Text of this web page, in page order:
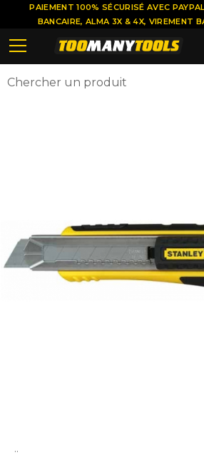
..
PAIEMENT 100% SÉCURISÉ AVEC
BANCAIRE, ALMA 3X & 4X, VIREMENT